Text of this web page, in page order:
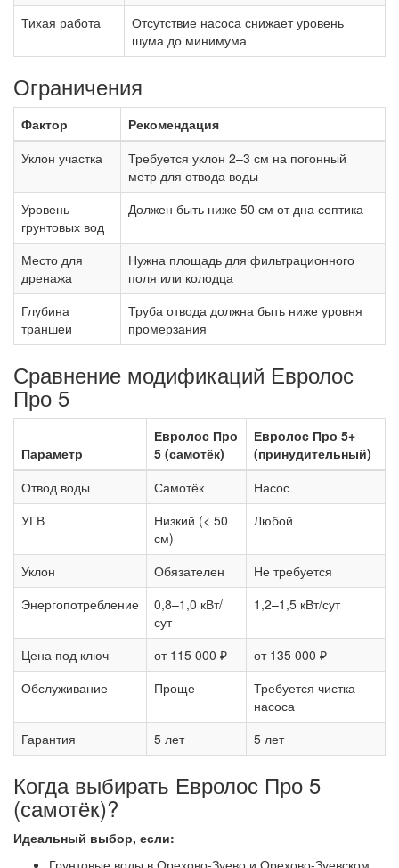
Тихая работа
Отсутствие насоса снижает уровень
шума до минимума
Ограничения
Фактор
Рекомендация
Уклон участка
Требуется уклон 2–3 см на погонный
метр для отвода воды
Уровень
грунтовых вод
Должен быть ниже 50 см от дна септика
Место для
дренажа
Нужна площадь для фильтрационного
поля или колодца
Глубина
траншеи
Труба отвода должна быть ниже уровня
промерзания
Сравнение модификаций Евролос
Про 5
Параметр
Евролос Про
5 (самотёк)
Евролос Про 5+
(принудительный)
Отвод воды
Самотёк
Насос
УГВ
Низкий (< 50
см)
Любой
Уклон Обязателен
Не требуется
Энергопотребление
0,8–1,0 кВт/
сут
1,2–1,5 кВт/сут
Цена под ключ от 115 000 ₽
от 135 000 ₽
Обслуживание
Проще
Требуется чистка
насоса
Гарантия
5 лет 5 лет
Когда выбирать Евролос Про 5
(самотёк)?
Идеальный выбор, если:
Грунтовые воды в Орехово-Зуево и Орехово-Зуевском